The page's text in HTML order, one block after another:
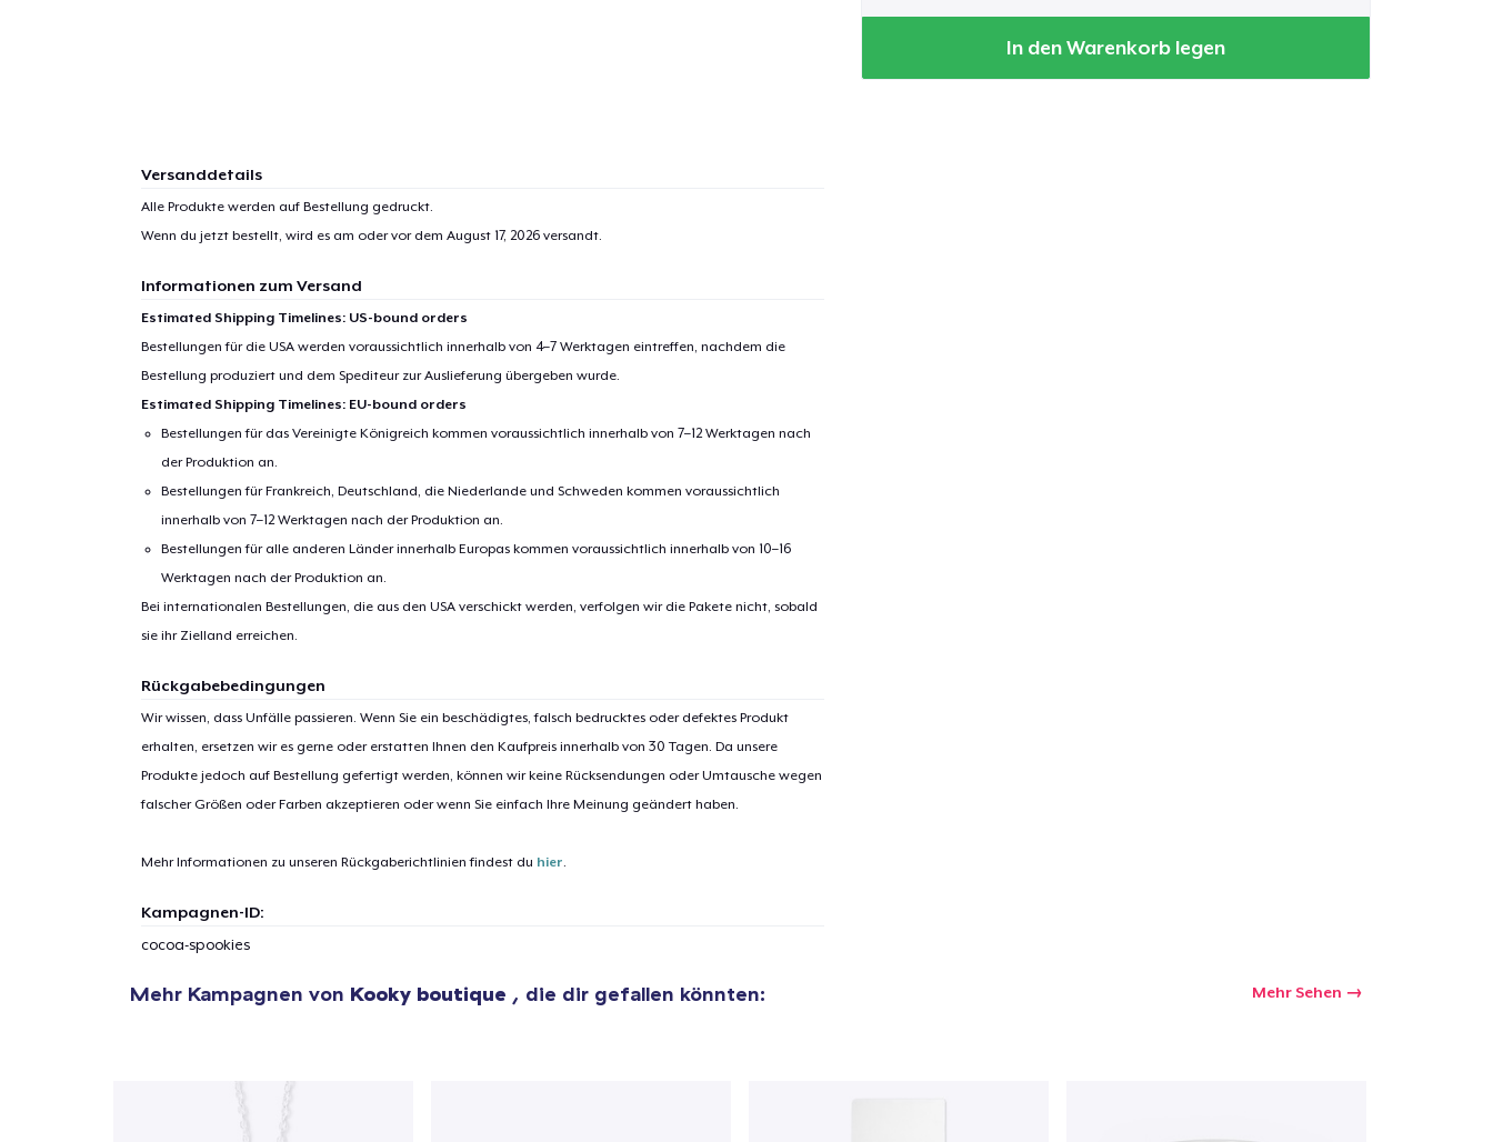
In den Warenkorb legen
Versanddetails
Alle Produkte werden auf Bestellung gedruckt.
Wenn du jetzt bestellt, wird es am oder vor dem August 17, 2026versandt.
Informationen zum Versand
Estimated Shipping Timelines: US-bound orders
Bestellungen für die USA werden voraussichtlich innerhalb von 4–7 Werktagen eintreffen, nachdem die
Bestellung produziert und dem Spediteur zur Auslieferung übergeben wurde.
Estimated Shipping Timelines: EU-bound orders
Bestellungen für das Vereinigte Königreich kommen voraussichtlich innerhalb von 7–12 Werktagen nach
der Produktion an.
Bestellungen für Frankreich, Deutschland, die Niederlande und Schweden kommen voraussichtlich
innerhalb von 7–12 Werktagen nach der Produktion an.
Bestellungen für alle anderen Länder innerhalb Europas kommen voraussichtlich innerhalb von 10–16
Werktagen nach der Produktion an.
Bei internationalen Bestellungen, die aus den USA verschickt werden, verfolgen wir die Pakete nicht, sobald
sie ihr Zielland erreichen.
Rückgabebedingungen
Wir wissen, dass Unfälle passieren. Wenn Sie ein beschädigtes, falsch bedrucktes oder defektes Produkt
erhalten, ersetzen wir es gerne oder erstatten Ihnen den Kaufpreis innerhalb von 30 Tagen. Da unsere
Produkte jedoch auf Bestellung gefertigt werden, können wir keine Rücksendungen oder Umtausche wegen
falscher Größen oder Farben akzeptieren oder wenn Sie einfach Ihre Meinung geändert haben.
Mehr Informationen zu unseren Rückgaberichtlinien findest du hier.
Kampagnen-ID:
cocoa-spookies
Mehr Kampagnen von Kooky boutique , die dir gefallen könnten: Mehr Sehen
1Artikel wurde zum Einkaufswagen
hinzugefügt
40,99 $